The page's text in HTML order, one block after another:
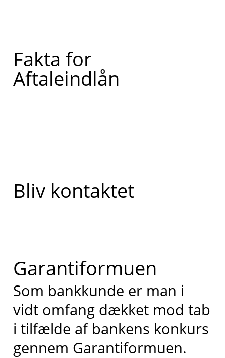
Fakta for
Aftaleindlån
Bliv kontaktet
Garantiformuen
Som bankkunde er man i
vidt omfang dækket mod tab
i tilfælde af bankens konkurs
gennem Garantiformuen.